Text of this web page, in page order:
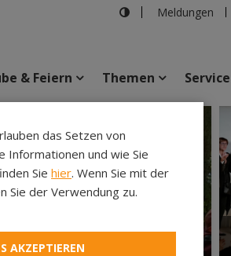
Meldungen
Veranstaltungen
& Feiern Themen Service
das Setzen von
Informationen und wie Sie
Sie hier. Wenn Sie mit der
Sie der Verwendung zu.
AKZEPTIEREN